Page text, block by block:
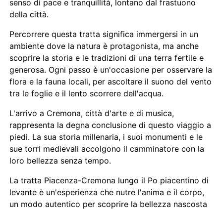
senso di pace e tranquillità, lontano dal frastuono
della città.
Percorrere questa tratta significa immergersi in un
ambiente dove la natura è protagonista, ma anche
scoprire la storia e le tradizioni di una terra fertile e
generosa. Ogni passo è un'occasione per osservare la
flora e la fauna locali, per ascoltare il suono del vento
tra le foglie e il lento scorrere dell'acqua.
L'arrivo a Cremona, città d'arte e di musica,
rappresenta la degna conclusione di questo viaggio a
piedi. La sua storia millenaria, i suoi monumenti e le
sue torri medievali accolgono il camminatore con la
loro bellezza senza tempo.
La tratta Piacenza-Cremona lungo il Po piacentino di
levante è un'esperienza che nutre l'anima e il corpo,
un modo autentico per scoprire la bellezza nascosta